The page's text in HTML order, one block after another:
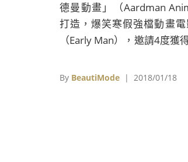
德曼動畫」（Aardman
打造，爆笑寒假強檔動畫電
（Early Man），邀請4度獲
（The Theory of Everything
史塔克」的梅西威廉斯（
By BeautiMode | 2018/01/18